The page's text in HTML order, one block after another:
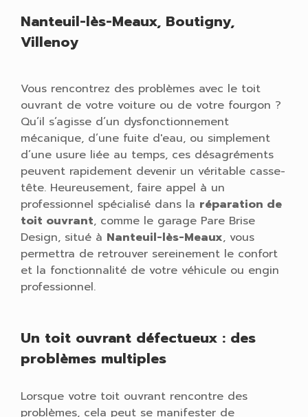
Nanteuil-lès-Meaux, Boutigny,
Villenoy
Vous rencontrez des problèmes avec le toit
ouvrant de votre voiture ou de votre fourgon ?
Qu’il s’agisse d’un dysfonctionnement
mécanique, d’une fuite d'eau, ou simplement
d’une usure liée au temps, ces désagréments
peuvent rapidement devenir un véritable casse-
tête. Heureusement, faire appel à un
professionnel spécialisé dans la réparation de
toit ouvrant, comme le garage Pare Brise
Design, situé à Nanteuil-lès-Meaux, vous
permettra de retrouver sereinement le confort
et la fonctionnalité de votre véhicule ou engin
professionnel.
Un toit ouvrant défectueux : des
problèmes multiples
Lorsque votre toit ouvrant rencontre des
problèmes, cela peut se manifester de